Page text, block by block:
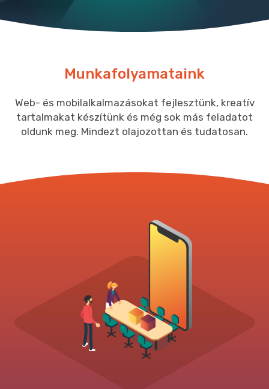
Munkafolyamataink
Web- és mobilalkalmazásokat fejlesztünk, kreatív
tartalmakat készítünk és még sok más feladatot
oldunk meg. Mindezt olajozottan és tudatosan.